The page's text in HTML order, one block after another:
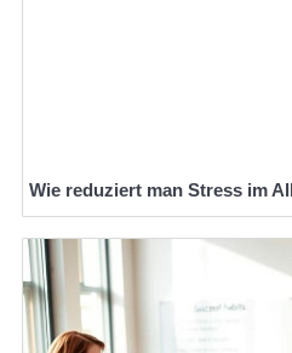
Wie reduziert man Stress im